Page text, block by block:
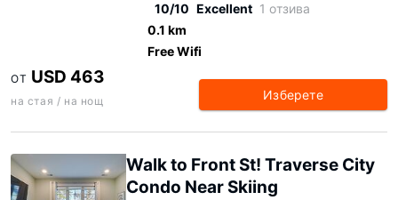
10/10 Excellent 1 отзива
0.1 km
Free Wifi
ОТ USD 463
на стая / на нощ Изберете
Walk to Front St! Traverse City
Condo Near Skiing